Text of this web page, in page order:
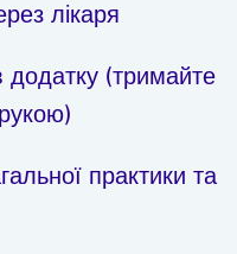
лікаря
додатку (тримайте
практики та